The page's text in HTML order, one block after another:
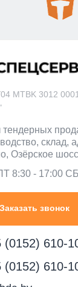
MTBK 3012
тендерных
склад,
Озёрское
8:30 - 17:00
Заказать звонок
(0152) 610-
(0152) 610-